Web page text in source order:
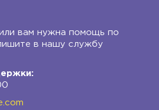
вам нужна помощь по
в нашу службу